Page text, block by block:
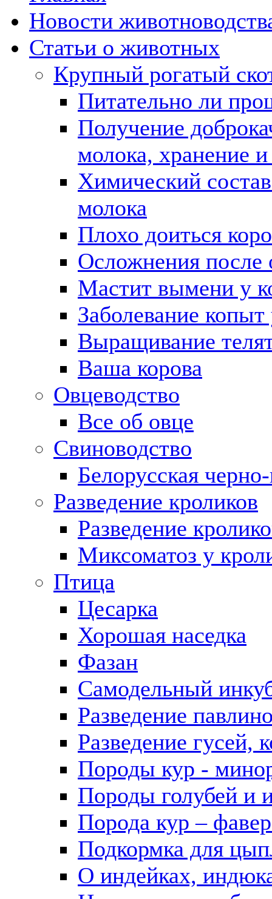
Новости
Статьи о животных
Крупный рогатый
Питательно ли
Получение
молока, хранение и
Химический
молока
Плохо доиться
Осложнения после
Мастит вымени у
Заболевание копыт
Выращивание
Ваша корова
Овцеводство
Все об овце
Свиноводство
Белорусская
Разведение кроликов
Разведение
Миксоматоз у
Птица
Цесарка
Хорошая наседка
Фазан
Самодельный
Разведение
Разведение гусей,
Породы кур -
Породы голубей и
Порода кур –
Подкормка для
О индейках,